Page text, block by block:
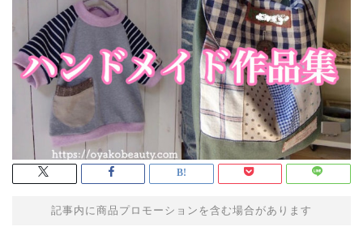
記事内に商品プロモーションを含む場合があります